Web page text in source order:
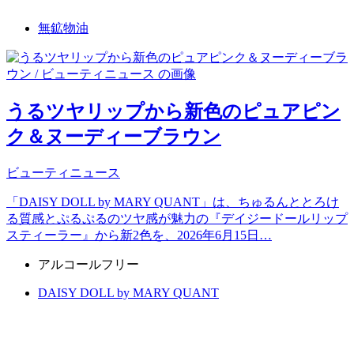
無鉱物油
うるツヤリップから新色のピュアピン
ク＆ヌーディーブラウン
ビューティニュース
「DAISY DOLL by MARY QUANT」は、ちゅるんととろけ
る質感とぷるぷるのツヤ感が魅力の『デイジードールリップ
スティーラー』から新2色を、2026年6月15日…
アルコールフリー
DAISY DOLL by MARY QUANT